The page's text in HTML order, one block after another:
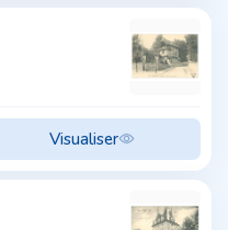
Visualiser